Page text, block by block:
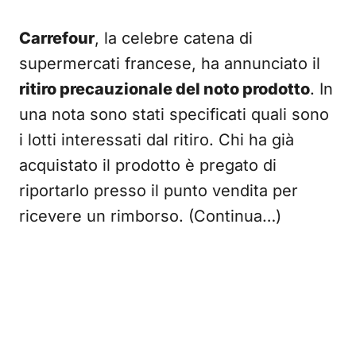
Carrefour, la celebre catena di
supermercati francese, ha annunciato il
ritiro precauzionale del noto prodotto. In
una nota sono stati specificati quali sono
i lotti interessati dal ritiro. Chi ha già
acquistato il prodotto è pregato di
riportarlo presso il punto vendita per
ricevere un rimborso. (Continua…)